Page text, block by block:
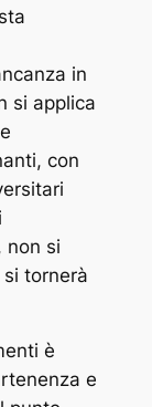
in
si applica
con
non si
tornerà
è
e